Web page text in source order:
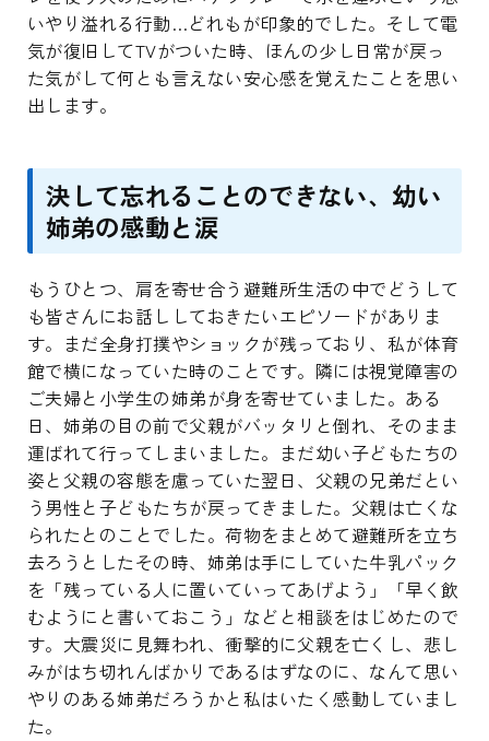
いやり溢れる行動…どれもが印象的でした。そして電
気が復旧してTVがついた時、ほんの少し日常が戻っ
た気がして何とも言えない安心感を覚えたことを思い
出します。
決して忘れることのできない、幼い
姉弟の感動と涙
もうひとつ、肩を寄せ合う避難所生活の中でどうして
も皆さんにお話ししておきたいエピソードがありま
す。まだ全身打撲やショックが残っており、私が体育
館で横になっていた時のことです。隣には視覚障害の
ご夫婦と小学生の姉弟が身を寄せていました。ある
日、姉弟の目の前で父親がバッタリと倒れ、そのまま
運ばれて行ってしまいました。まだ幼い子どもたちの
姿と父親の容態を慮っていた翌日、父親の兄弟だとい
う男性と子どもたちが戻ってきました。父親は亡くな
られたとのことでした。荷物をまとめて避難所を立ち
去ろうとしたその時、姉弟は手にしていた牛乳パック
を「残っている人に置いていってあげよう」「早く飲
むようにと書いておこう」などと相談をはじめたので
す。大震災に見舞われ、衝撃的に父親を亡くし、悲し
みがはち切れんばかりであるはずなのに、なんて思い
やりのある姉弟だろうかと私はいたく感動していまし
た。